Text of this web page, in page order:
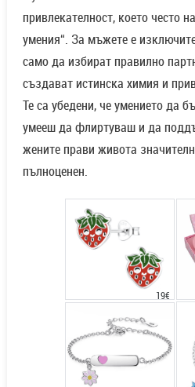
привлекателност, което често
умения“. За мъжете е
само да избират правилно
създават истинска химия и
Те са убедени, че умението да
умееш да флиртуваш и да
жените прави живота
пълноценен.
19€